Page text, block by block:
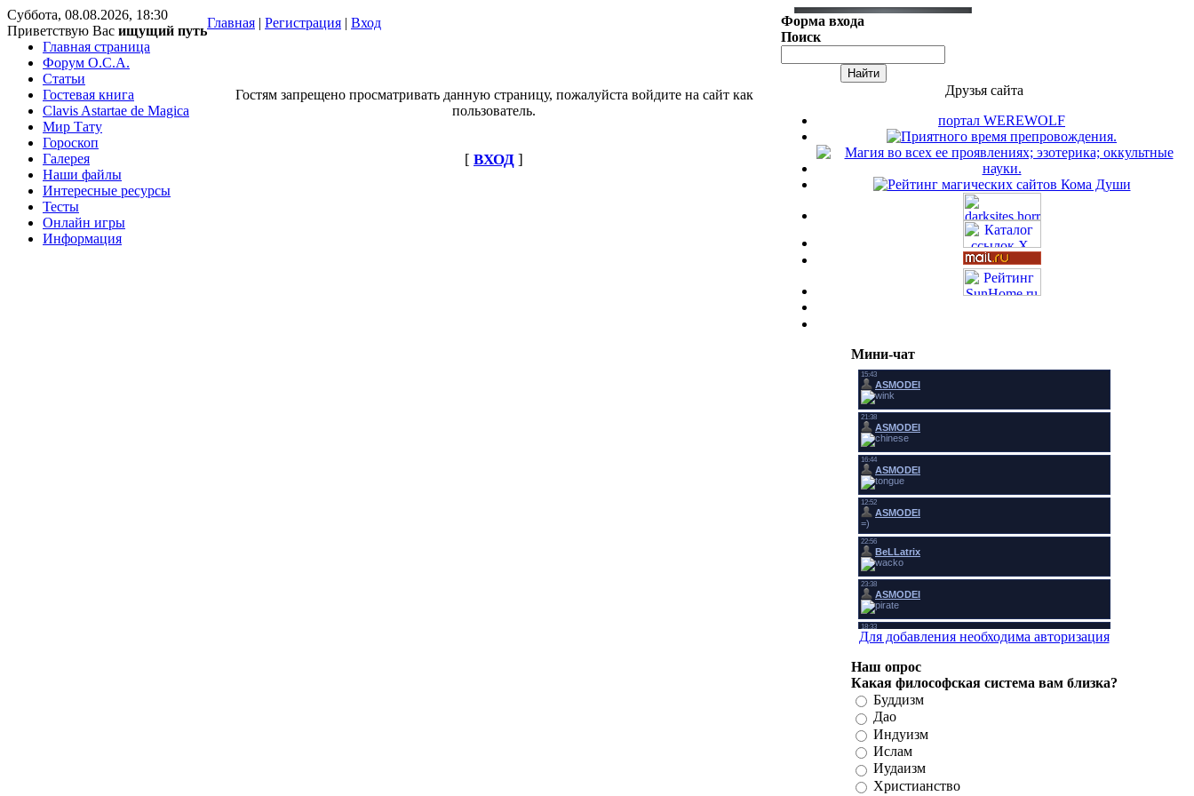
Суббота, 08.08.2026, 18:30
Приветствую Вас ищущий путь
Главная | Регистрация | Вход
Главная страница
Форум O.C.A.
Статьи
Гостевая книга
Clavis Astartae de Magica
Мир Тату
Гороскоп
Галерея
Наши файлы
Интересные ресурсы
Тесты
Онлайн игры
Информация
Гостям запрещено просматривать данную страницу, пожалуйста войдите на сайт как
пользователь.
[ ВХОД ]
Форма входа
Поиск
Друзья сайта
портал WEREWOLF
Мини-чат
Для добавления необходима авторизация
Наш опрос
Какая философская система вам близка?
Буддизм
Дао
Индуизм
Ислам
Иудаизм
Христианство